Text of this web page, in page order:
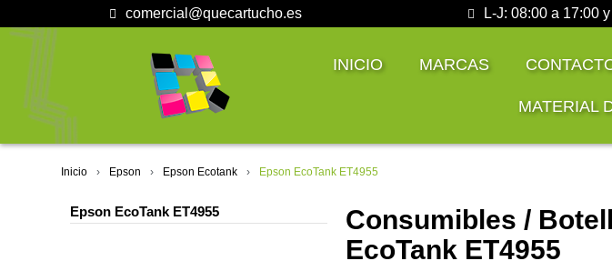
comercial@quecartucho.es L-J: 08:00 a 17:00
INICIO MARCAS
MATERIAL
Inicio Epson Epson Ecotank Epson EcoTank ET4955
Epson EcoTank ET4955
Consumibles /
EcoTank ET4955